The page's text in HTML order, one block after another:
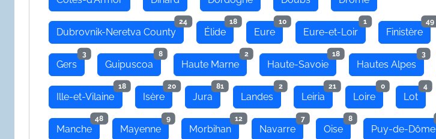
Dubrovnik-Neretva County
24
Élide
18
Eure
10
Eure-et-Loir
1
Finistère
49
Gers
3
Guipuscoa
8
Haute Marne
2
Haute-Savoie
18
Hautes Alpes
3
Ille-et-Vilaine
18
Isère
20
Jura
81
Landes
2
Leiria
21
Loire
0
Lot
4
Manche
48
Mayenne
9
Morbihan
12
Navarre
7
Oise
8
Puy-de-Dôme